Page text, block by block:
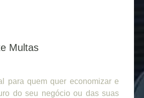
Multas
para quem quer economizar e
do seu negócio ou das suas